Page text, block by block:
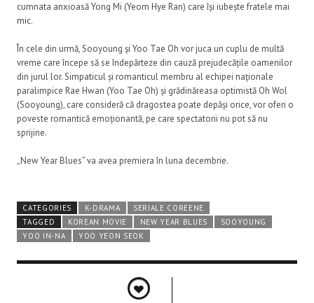
cumnata anxioasă Yong Mi (Yeom Hye Ran) care își iubește fratele mai
mic.
În cele din urmă, Sooyoung și Yoo Tae Oh vor juca un cuplu de multă
vreme care începe să se îndepărteze din cauză prejudecățile oamenilor
din jurul lor. Simpaticul și romanticul membru al echipei naționale
paralimpice Rae Hwan (Yoo Tae Oh) și grădinăreasa optimistă Oh Wol
(Sooyoung), care consideră că dragostea poate depăși orice, vor oferi o
poveste romantică emoționantă, pe care spectatorii nu pot să nu
sprijine.
„New Year Blues” va avea premiera în luna decembrie.
CATEGORIES K-DRAMA
SERIALE COREENE
TAGGED
KOREAN MOVIE NEW YEAR BLUES
SOOYOUNG
YOO IN-NA
YOO YEON SEOK